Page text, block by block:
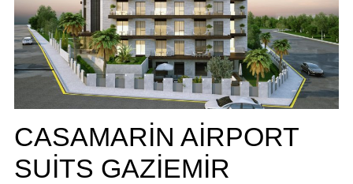
CASAMARIN AIRPORT
SUITS GAZIEMIR